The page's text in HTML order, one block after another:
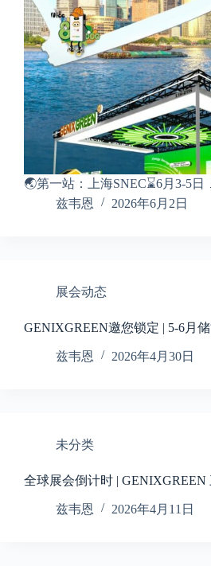
🌏第一站：上海SNEC⌛6月3-5
兹韦恩
2026年6月2日
展会动态
GENIXGREEN邀您锁定 | 5-6月
兹韦恩 2026年4月30日
未分类
全球展会倒计时 | GENIXGREEN
兹韦恩 2026年4月11日